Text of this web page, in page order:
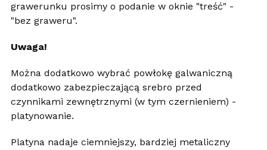
grawerunku prosimy o podanie w oknie "treść" -
"bez graweru".
Uwaga!
Można dodatkowo wybrać powłokę galwaniczną
dodatkowo zabezpieczającą srebro przed
czynnikami zewnętrznymi (w tym czernieniem) -
platynowanie.
Platyna nadaje ciemniejszy, bardziej metaliczny